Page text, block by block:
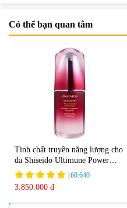
Có thể bạn quan tâm
Tinh chất truyền năng lượng cho
da Shiseido Ultimune Power
75ml
|60.640
3.850.000 đ